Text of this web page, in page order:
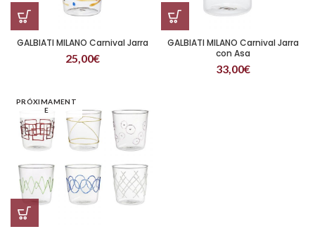
GALBIATI MILANO Carnival Jarra
25,00€
GALBIATI MILANO Carnival Jarra
con Asa
33,00€
PRÓXIMAMENT
E